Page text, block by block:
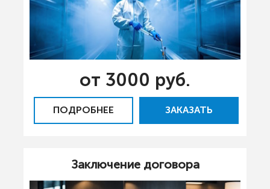
от 3000 руб.
ПОДРОБНЕЕ ЗАКАЗАТЬ
Заключение договора